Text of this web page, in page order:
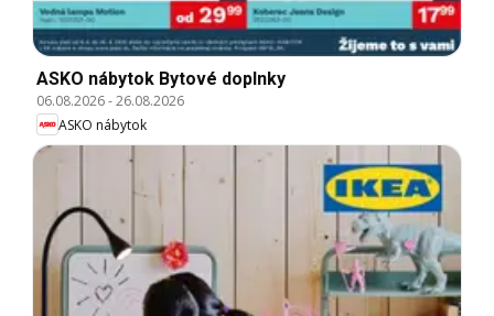
ASKO nábytok Bytové doplnky
06.08.2026-26.08.2026
ASKO nábytok